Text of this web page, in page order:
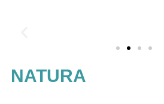
NATURA